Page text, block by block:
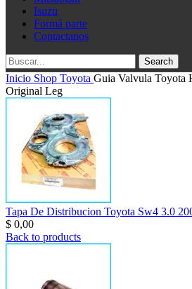
Isuzu
Formá parte
Contactanos
Search
Inicio Shop Toyota Guia Valvula Toyota
Original Leg
Tapa De Distribucion Toyota Sw4 3.0
$ 0,00
Back to products